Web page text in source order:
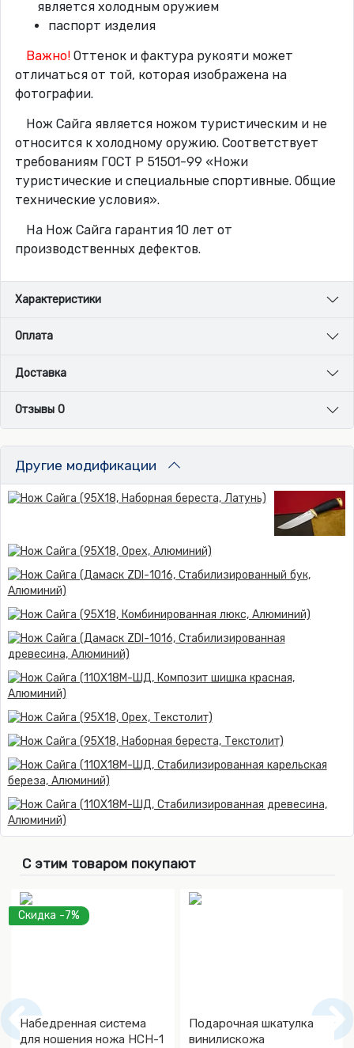
является холодным оружием
паспорт изделия
Важно! Оттенок и фактура рукояти может
отличаться от той, которая изображена на
фотографии.
Нож Сайга является ножом туристическим и не
относится к холодному оружию. Соответствует
требованиям ГОСТ Р 51501-99 «Ножи
туристические и специальные спортивные. Общие
технические условия».
На Нож Сайга гарантия 10 лет от
производственных дефектов.
Характеристики
Оплата
Доставка
Отзывы 0
Другие модификации
С этим товаром покупают
Скидка -7%
Набедренная система
для ношения ножа НСН-1
Подарочная шкатулка
винилискожа